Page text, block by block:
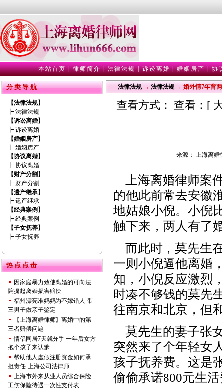
本站首页|律师简介|法律法规|诉讼离婚|婚姻房产|协
分 类 导 航
【法律法规】
┝ 法律法规
【诉讼离婚】
┝ 诉讼离婚
【婚姻房产】
┝ 婚姻房产
【协议离婚】
┝ 协议离婚
【财产分割】
┝ 财产分割
【遗产继承】
┝ 遗产继承
【经典案例】
┝ 经典案例
【子女抚养】
┝ 子女抚养
热 点 点 击
因家庭暴力致使离婚的可向法
院提起离婚损害赔偿
福州漂亮准妈妈为不嫁错人 带
三男子做亲子鉴定
【上海离婚律师】离婚中的第
三者赔偿问题
情侣同居7天就分手 一年后女方
抱个孩子来认爹
帮助他人虚假注册资金如何承
担责任-上海公司法律师
上海市外来从业人员综合保险
工伤保险待遇一次性支付表
法律法规→ 法律法规→ 婚外情7年育两
查看方式： 查看：[
来源： 上海离婚
上海离婚律师案
的他此前常去安徽
地姑娘小倪。小倪
触下来，两人有了
而此时，莫先生
一则小倪逼他离婚
知，小倪反应激烈
时凑不够钱的莫先
往南京和北京，但
莫先生的妻子张
突然来了个年轻女
孩子抚养费。这是
偷偷承诺800元生